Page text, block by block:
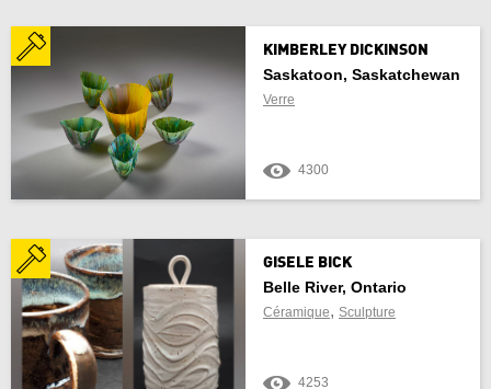
KIMBERLEY DICKINSON
Saskatoon, Saskatchewan
Verre
4300
GISELE BICK
Belle River, Ontario
Céramique, Sculpture
4253